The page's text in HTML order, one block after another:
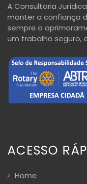
A Consultoria
manter a confiança
sempre o
um trabalho seguro,
ACESSO
Home